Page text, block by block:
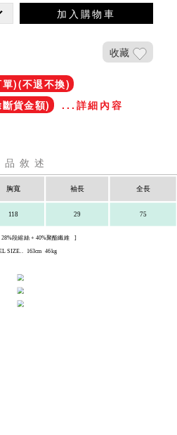
加入購物車
收藏
)(不退不換)
貨金額)
...詳細內容
品敘述